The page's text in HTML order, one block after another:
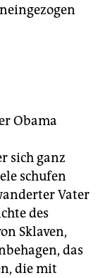
Obama
sich ganz
schufen
Vater
des
Sklaven,
das
die mit